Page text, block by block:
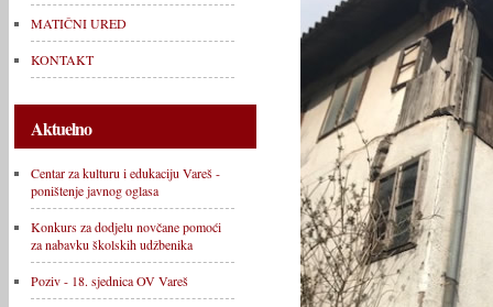
MATIČNI URED
KONTAKT
Aktuelno
Centar za kulturu i edukaciju Vareš -
poništenje javnog oglasa
Konkurs za dodjelu novčane pomoći
za nabavku školskih udžbenika
Poziv - 18. sjednica OV Vareš